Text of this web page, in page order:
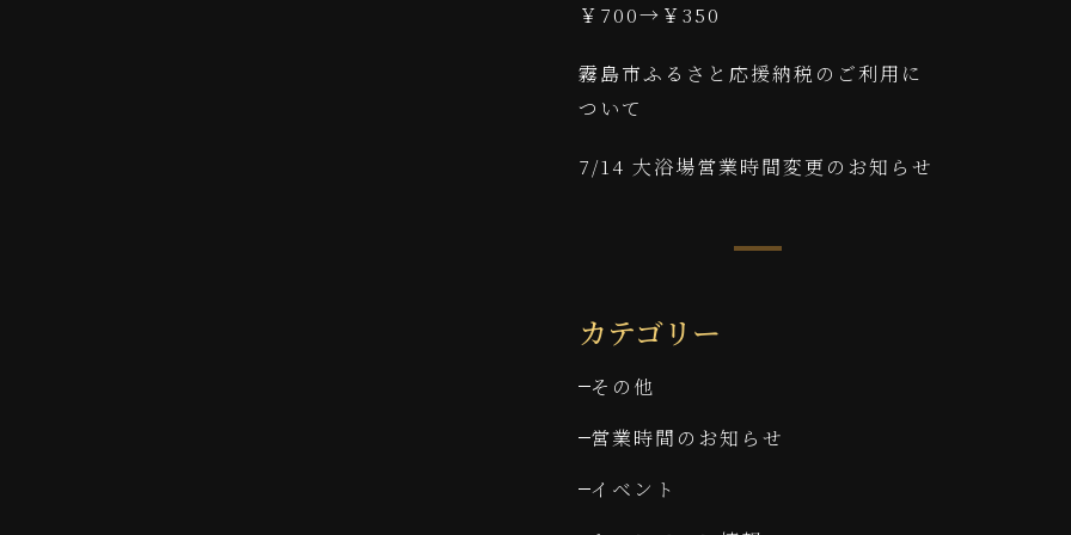
￥700→￥350
霧島市ふるさと応援納税のご利用に
ついて
7/14 大浴場営業時間変更のお知らせ
カテゴリー
その他
営業時間のお知らせ
イベント